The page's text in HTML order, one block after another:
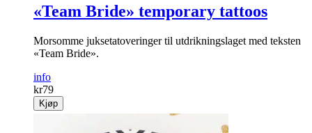
«Team Bride» temporary tattoos
Morsomme juksetatoveringer til utdrikningslaget med teksten
«Team Bride».
info
kr79
Kjøp